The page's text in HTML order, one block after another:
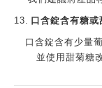
13. 口含錠含有糖或
口含錠含有少量
並使用甜菊糖